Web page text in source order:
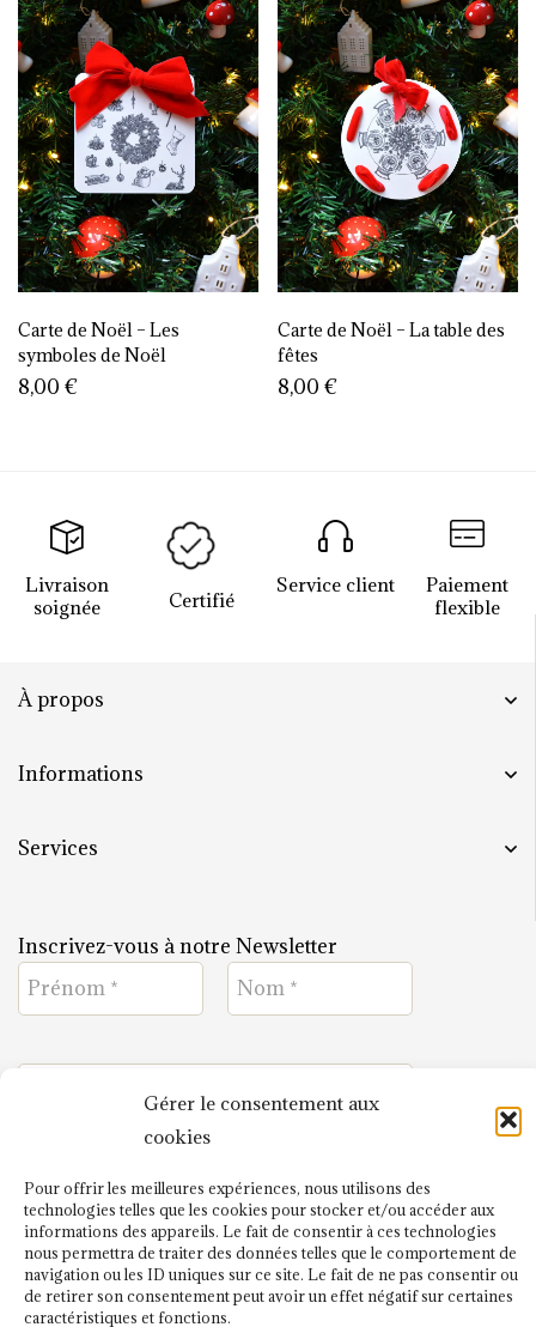
Gérer le consentement aux
cookies
Pour offrir les meilleures expériences, nous utilisons des
technologies telles que les cookies pour stocker et/ou accéder aux
informations des appareils. Le fait de consentir à ces technologies
nous permettra de traiter des données telles que le comportement de
navigation ou les ID uniques sur ce site. Le fait de ne pas consentir ou
de retirer son consentement peut avoir un effet négatif sur certaines
caractéristiques et fonctions.
Carte de Noël – Les
symboles de Noël
8,00 €
Carte de Noël – La table des
fêtes
8,00 €
Livraison
soignée
Certifié
Service client
Paiement
flexible
À propos
Informations
Services
Inscrivez-vous à notre Newsletter
J'ai lu et j'accepte
la politique de confidentialité
.